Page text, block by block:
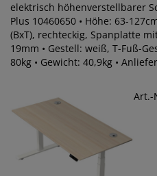
elektrisch höhenverstellbarer
Plus 10460650 • Höhe: 63-
(BxT), rechteckig, Spanplatte
19mm • Gestell: weiß, T-Fuß-
80kg • Gewicht: 40,9kg •
Art.-